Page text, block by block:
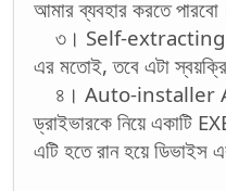
আমার ব্যবহার করতে
৩। Self-extracting
এর মতোই, তবে এটা
৪। Auto-installer
ড্রাইভারকে নিয়ে একাটি
এটি হতে রান হয়ে ডিভাইস